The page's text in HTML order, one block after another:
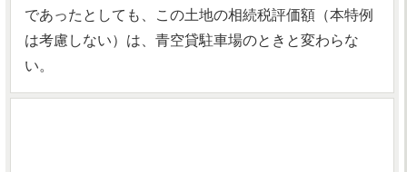
であったとしても、この土地の相続税評価額（本特例
は考慮しない）は、青空貸駐車場のときと変わらな
い。